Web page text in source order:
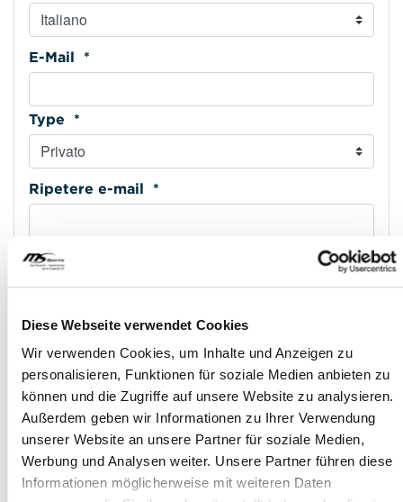
Diese Webseite verwendet Cookies
Wir verwenden Cookies, um Inhalte und Anzeigen zu
personalisieren, Funktionen für soziale Medien anbieten zu
können und die Zugriffe auf unsere Website zu analysieren.
Außerdem geben wir Informationen zu Ihrer Verwendung
unserer Website an unsere Partner für soziale Medien,
Werbung und Analysen weiter. Unsere Partner führen diese
Informationen möglicherweise mit weiteren Daten
E-Mail *
Type *
Ripetere e-mail *
Type *
Indirizzo riga 1 *
CAP *